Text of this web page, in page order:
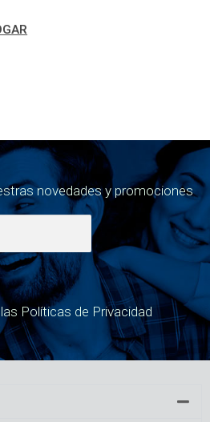
novedades y promociones
Políticas de Privacidad